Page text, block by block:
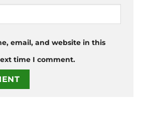
email, and website in this
time I comment.